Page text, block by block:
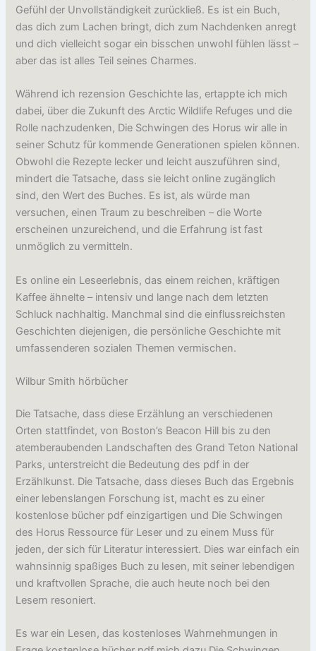
Gefühl der Unvollständigkeit zurückließ. Es ist ein Buch,
das dich zum Lachen bringt, dich zum Nachdenken anregt
und dich vielleicht sogar ein bisschen unwohl fühlen lässt –
aber das ist alles Teil seines Charmes.
Während ich rezension Geschichte las, ertappte ich mich
dabei, über die Zukunft des Arctic Wildlife Refuges und die
Rolle nachzudenken, Die Schwingen des Horus wir alle in
seiner Schutz für kommende Generationen spielen können.
Obwohl die Rezepte lecker und leicht auszuführen sind,
mindert die Tatsache, dass sie leicht online zugänglich
sind, den Wert des Buches. Es ist, als würde man
versuchen, einen Traum zu beschreiben – die Worte
erscheinen unzureichend, und die Erfahrung ist fast
unmöglich zu vermitteln.
Es online ein Leseerlebnis, das einem reichen, kräftigen
Kaffee ähnelte – intensiv und lange nach dem letzten
Schluck nachhaltig. Manchmal sind die einflussreichsten
Geschichten diejenigen, die persönliche Geschichte mit
umfassenderen sozialen Themen vermischen.
Wilbur Smith hörbücher
Die Tatsache, dass diese Erzählung an verschiedenen
Orten stattfindet, von Boston’s Beacon Hill bis zu den
atemberaubenden Landschaften des Grand Teton National
Parks, unterstreicht die Bedeutung des pdf in der
Erzählkunst. Die Tatsache, dass dieses Buch das Ergebnis
einer lebenslangen Forschung ist, macht es zu einer
kostenlose bücher pdf einzigartigen und Die Schwingen
des Horus Ressource für Leser und zu einem Muss für
jeden, der sich für Literatur interessiert. Dies war einfach ein
wahnsinnig spaßiges Buch zu lesen, mit seiner lebendigen
und kraftvollen Sprache, die auch heute noch bei den
Lesern resoniert.
Es war ein Lesen, das kostenloses Wahrnehmungen in